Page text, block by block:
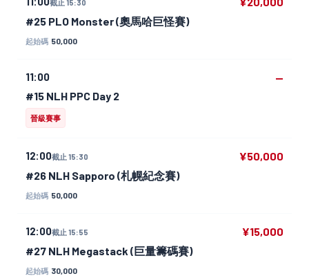
截止 15:30
#25 PLO Monster (奧馬哈巨怪賽)
起始碼 50,000
11:00
#15 NLH PPC Day 2
晉級賽事
—
12:00截止 15:30
#26 NLH Sapporo (札幌紀念賽)
起始碼 50,000
¥50,000
12:00截止 15:55
#27 NLH Megastack (巨量籌碼賽)
起始碼 30,000
¥15,000